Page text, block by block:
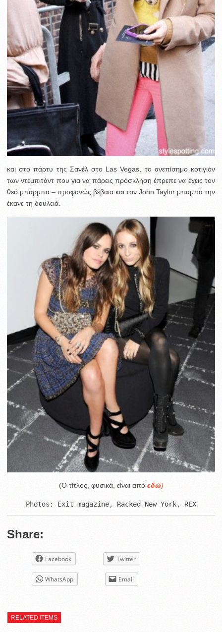
και στο πάρτυ της Σανέλ στο Las Vegas, το ανεπίσημο κοτιγιόν
των ντεμπιτάντ που για να πάρεις πρόσκληση έπρεπε να έχεις τον
θεό μπάρμπα – προφανώς βέβαια και τον John Taylor μπαμπά την
έκανε τη δουλειά.
(O τίτλος, φυσικά, είναι απόεδώ)
Photos: Exit magazine, Racked New York, REX
Share:
Facebook Twitter
WhatsApp Email
RELATED ITEMS